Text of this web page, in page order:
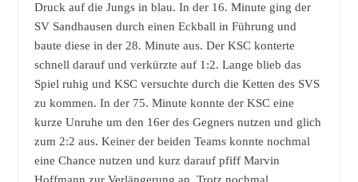
Druck auf die Jungs in blau. In der 16. Minute ging der
SV Sandhausen durch einen Eckball in Führung und
baute diese in der 28. Minute aus. Der KSC konterte
schnell darauf und verkürzte auf 1:2. Lange blieb das
Spiel ruhig und KSC versuchte durch die Ketten des SVS
zu kommen. In der 75. Minute konnte der KSC eine
kurze Unruhe um den 16er des Gegners nutzen und glich
zum 2:2 aus. Keiner der beiden Teams konnte nochmal
eine Chance nutzen und kurz darauf pfiff Marvin